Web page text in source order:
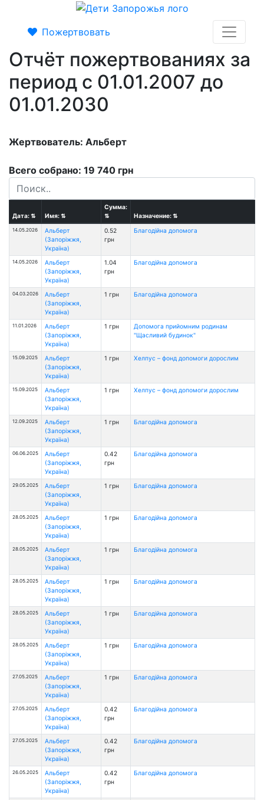
Пожертвовать
Отчёт пожертвованиях за
период с 01.01.2007 до
01.01.2030
Жертвователь: Альберт
Всего собрано: 19 740 грн
Дата:⇅ Имя:⇅
Сумма:
⇅
Назначение:⇅
14.05.2026
Альберт
(Запоріжжя,
Україна)
0.52
грн
Благодійна допомога
14.05.2026
Альберт
(Запоріжжя,
Україна)
1.04
грн
Благодійна допомога
04.03.2026
Альберт
(Запоріжжя,
Україна)
1 грн Благодійна допомога
11.01.2026
Альберт
(Запоріжжя,
Україна)
1 грн
Допомога прийомним родинам
"Щасливий будинок"
15.09.2025
Альберт
(Запоріжжя,
Україна)
1 грн Хелпус – фонд допомоги дорослим
15.09.2025
Альберт
(Запоріжжя,
Україна)
1 грн Хелпус – фонд допомоги дорослим
12.09.2025
Альберт
(Запоріжжя,
Україна)
1 грн Благодійна допомога
06.06.2025
Альберт
(Запоріжжя,
Україна)
0.42
грн
Благодійна допомога
29.05.2025
Альберт
(Запоріжжя,
Україна)
1 грн Благодійна допомога
28.05.2025
Альберт
(Запоріжжя,
Україна)
1 грн Благодійна допомога
28.05.2025
Альберт
(Запоріжжя,
Україна)
1 грн Благодійна допомога
28.05.2025
Альберт
(Запоріжжя,
Україна)
1 грн Благодійна допомога
28.05.2025
Альберт
(Запоріжжя,
Україна)
1 грн Благодійна допомога
28.05.2025
Альберт
(Запоріжжя,
Україна)
1 грн Благодійна допомога
27.05.2025
Альберт
(Запоріжжя,
Україна)
1 грн Благодійна допомога
27.05.2025
Альберт
(Запоріжжя,
Україна)
0.42
грн
Благодійна допомога
27.05.2025
Альберт
(Запоріжжя,
Україна)
0.42
грн
Благодійна допомога
26.05.2025
Альберт
(Запоріжжя,
Україна)
0.42
грн
Благодійна допомога